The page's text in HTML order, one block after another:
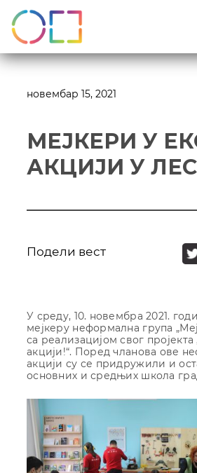
новембар 15, 2021
МЕЈКЕРИ У
АКЦИЈИ У
Подели вест
У среду, 10. новембра 2021.
мејкеру неформална група
са реализацијом свог
акцији!“. Поред чланова ове
акцији су се придружили и
основних и средњих школа